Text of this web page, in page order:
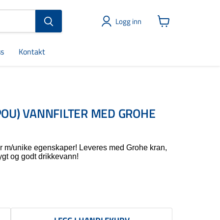
Logg inn
Kontakt
VANNFILTER MED GROHE
m/unike egenskaper! Leveres med Grohe kran,
og godt drikkevann!